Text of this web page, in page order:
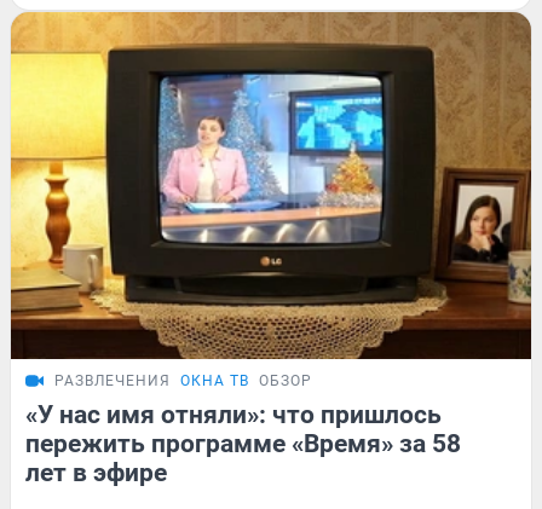
РАЗВЛЕЧЕНИЯ ОКНА ТВ ОБЗОР
«У нас имя отняли»: что пришлось
пережить программе «Время» за 58
лет в эфире